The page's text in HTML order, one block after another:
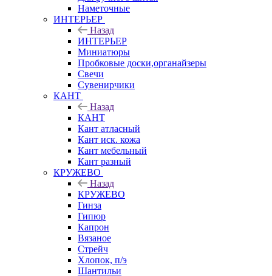
Наметочные
ИНТЕРЬЕР
Назад
ИНТЕРЬЕР
Миниатюры
Пробковые доски,органайзеры
Свечи
Сувенирчики
КАНТ
Назад
КАНТ
Кант атласный
Кант иск. кожа
Кант мебельный
Кант разный
КРУЖЕВО
Назад
КРУЖЕВО
Гинза
Гипюр
Капрон
Вязаное
Стрейч
Хлопок, п/э
Шантильи